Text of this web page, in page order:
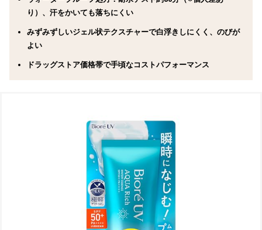
り）、汗をかいても落ちにくい
みずみずしいジェル状テクスチャーで白浮きしにくく、のびが
よい
ドラッグストア価格帯で手頃なコストパフォーマンス